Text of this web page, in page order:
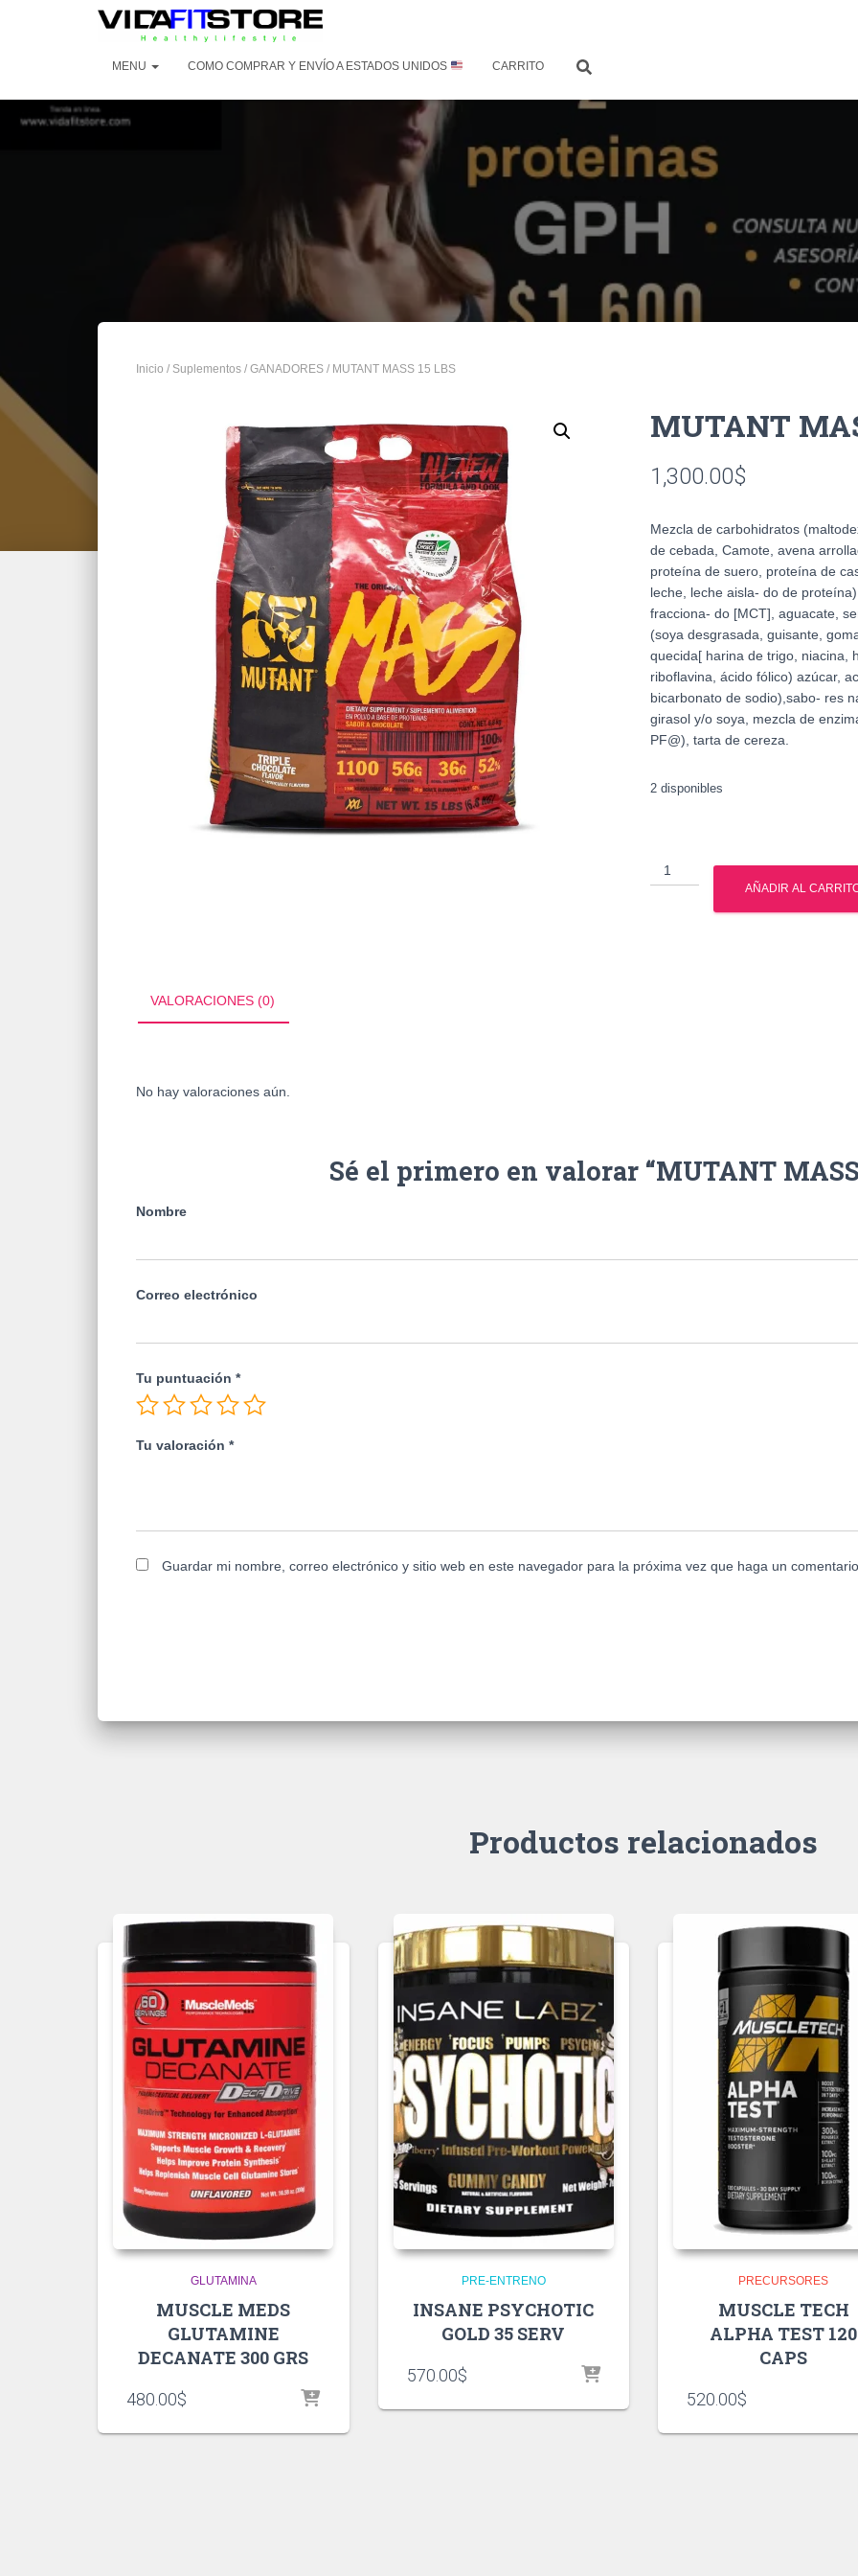
MENU COMO COMPRAR Y ENVÍO A ESTADOS UNIDOS CARRITO
Inicio / Suplementos / GANADORES / MUTANT MASS 15 LBS
MUTANT
1,300.00$
Mezcla de carbohidratos
de cebada, Camote, avena
proteína de suero, proteína de
leche, leche aisla- do de
fracciona- do [MCT], aguacate,
(soya desgrasada, guisante,
quecida[ harina de trigo, niacina,
riboflavina, ácido fólico) azúcar,
bicarbonato de sodio),sabo- res
girasol y/o soya, mezcla de
PF@), tarta de cereza.
2 disponibles
MUTANT
MASS
AÑADIR AL
VALORACIONES (0)
No hay valoraciones aún.
Sé el primero en valorar “MUTANT MASS
Nombre
Correo electrónico
Tu puntuación *
Tu valoración *
Guardar mi nombre, correo electrónico y sitio web en este navegador para la próxima vez que haga un
Productos relacionados
GLUTAMINA
MUSCLE MEDS
GLUTAMINE
DECANATE 300 GRS
480.00$
PRE-ENTRENO
INSANE PSYCHOTIC
GOLD 35 SERV
570.00$
PRECURSORES
MUSCLE TECH
ALPHA TEST 120
CAPS
520.00$